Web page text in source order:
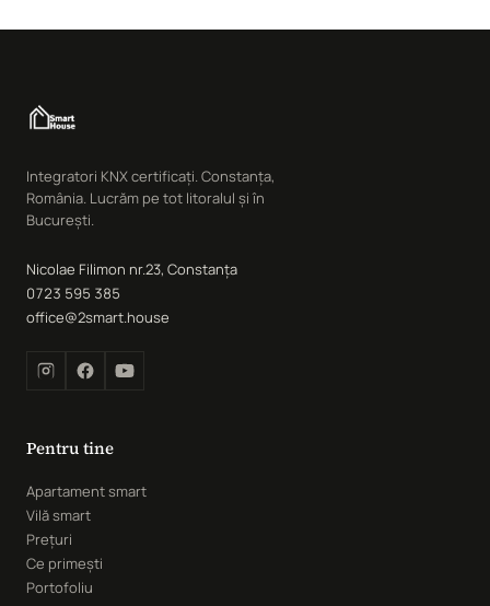
Integratori KNX certificați. Constanța,
România. Lucrăm pe tot litoralul și în
București.
Nicolae Filimon nr.23, Constanța
0723 595 385
office@2smart.house
Pentru tine
Apartament smart
Vilă smart
Prețuri
Ce primești
Portofoliu